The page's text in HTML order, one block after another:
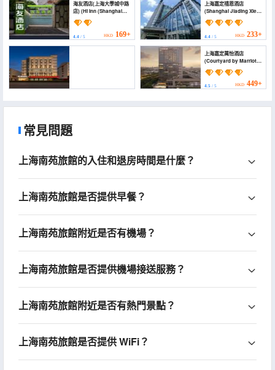
海友酒店(上海大學城中路
店) (Hi Inn (Shanghai
Daxuecheng Zhong
Road))
4.4 / 5 HKD 169+
上海嘉定禧恩酒店
(Shanghai Jiading Xien
Hotel)
4.4/ 5 HKD 233+
(ZsmartHOTEL（Jiading Shanghai University
上海嘉定萬怡酒店
(Courtyard by Marriott
Shanghai Jiading)
4.5/ 5 HKD 449+
常見問題
上海南苑旅館的入住和退房時間是什麼？
上海南苑旅館是否提供早餐？
上海南苑旅館附近是否有機場？
上海南苑旅館是否提供機場接送服務？
上海南苑旅館附近是否有熱門景點？
上海南苑旅館是否提供 WiFi？